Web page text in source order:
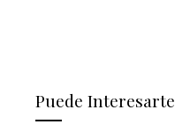
Puede Interesarte